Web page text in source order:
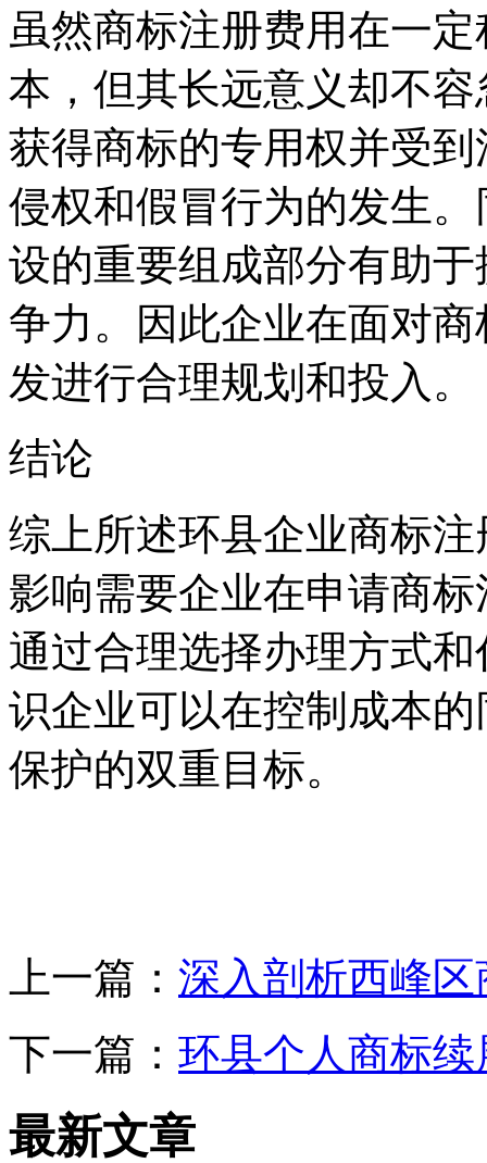
虽然商标注册费用在一
本，但其长远意义却不
获得商标的专用权并受
侵权和假冒行为的发生
设的重要组成部分有助
争力。因此企业在面对
发进行合理规划和投入。
结论
综上所述环县企业商标
影响需要企业在申请商
通过合理选择办理方式
识企业可以在控制成本
保护的双重目标。
上一篇： 深入剖析西峰
下一篇： 环县个人商标
最新文章